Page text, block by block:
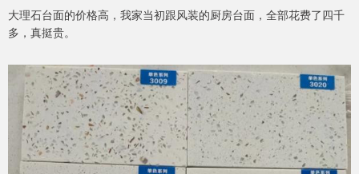
大理石台面的价格高，我家当初跟风装的厨房台面，全部花费了四千
多，真挺贵。